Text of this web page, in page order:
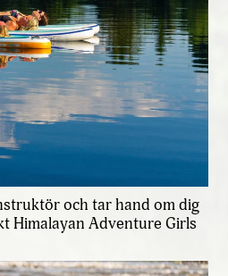
och tar hand om dig
Himalayan Adventure Girls